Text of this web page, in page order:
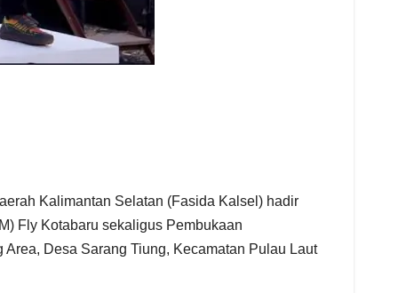
Kalimantan Selatan (Fasida Kalsel) hadir
Fly Kotabaru sekaligus Pembukaan
Desa Sarang Tiung, Kecamatan Pulau Laut